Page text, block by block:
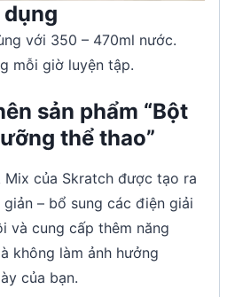
với 350 – 470ml nước.
mỗi giờ luyện tập.
sản phẩm “Bột
thể thao”
của Skratch được tạo ra
– bổ sung các điện giải
và cung cấp thêm năng
không làm ảnh hưởng
của bạn.